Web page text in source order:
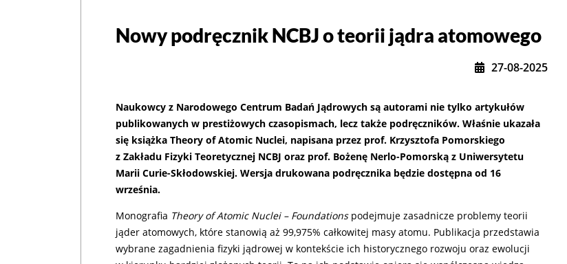
Nowy podręcznik NCBJ o teorii jądra atomowego
27-08-2025
Naukowcy z Narodowego Centrum Badań Jądrowych są autorami nie tylko artykułów
publikowanych w prestiżowych czasopismach, lecz także podręczników. Właśnie ukazała
się książka Theory of Atomic Nuclei, napisana przez prof. Krzysztofa Pomorskiego
z Zakładu Fizyki Teoretycznej NCBJ oraz prof. Bożenę Nerlo-Pomorską z Uniwersytetu
Marii Curie-Skłodowskiej. Wersja drukowana podręcznika będzie dostępna od 16
września.
Monografia Theory of Atomic Nuclei – Foundationspodejmuje zasadnicze problemy teorii
jąder atomowych, które stanowią aż 99,975% całkowitej masy atomu. Publikacja przedstawia
wybrane zagadnienia fizyki jądrowej w kontekście ich historycznego rozwoju oraz ewolucji